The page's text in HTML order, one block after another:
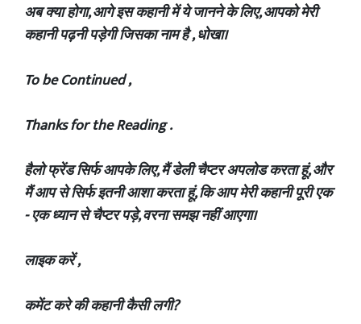
अब क्या होगा, आगे इस कहानी में ये जानने के लिए, आपको मेरी
कहानी पढ़नी पड़ेगी जिसका नाम है , धोखा।
‎To be Continued ,
‎Thanks for the Reading .
‎हैलो फ्रेंड सिर्फ आपके लिए, मैं डेली चैप्टर अपलोड करता हूं, और
मैं आप से सिर्फ इतनी आशा करता हूं, कि आप मेरी कहानी पूरी एक
- एक ध्यान से चैप्टर पड़े, वरना समझ नहीं आएगा।
‎लाइक करें ,
‎कमेंट करे की कहानी कैसी लगी?